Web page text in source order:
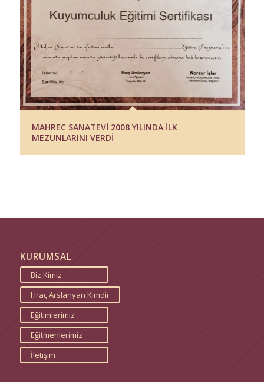
MAHREC SANATEVİ 2008 YILINDA İLK
MEZUNLARINI VERDİ
KURUMSAL
Biz Kimiz
Hraç Arslanyan Kimdir
Eğitimlerimiz
Eğitmenlerimiz
İletişim